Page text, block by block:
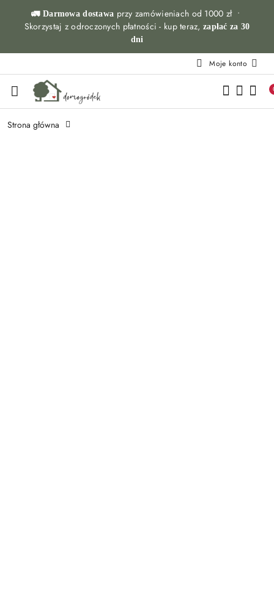
Przejdź do treści głównej
Przejdź do wyszukiwarki
Przejdź do moje konto
Przejdź do menu głównego
Przejdź do opisu produktu
Przejdź do stopki
🚛 Darmowa dostawa przy zamówieniach od 1000 zł •
Skorzystaj z odroczonych płatności - kup teraz, zapłać za 30
dni
Moje konto
Strona główna